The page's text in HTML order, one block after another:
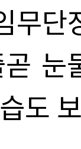
무
눈
도